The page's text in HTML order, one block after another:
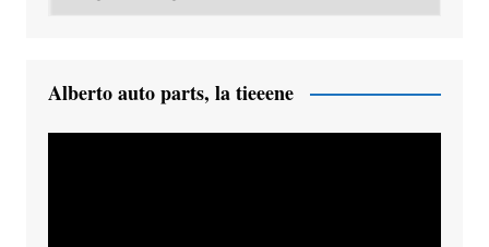
Alberto auto parts, la tieeene